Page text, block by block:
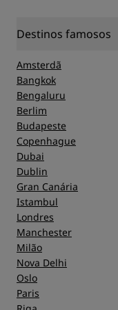
Destinos famosos
Amsterdã
Bangkok
Bengaluru
Berlim
Budapeste
Copenhague
Dubai
Dublin
Gran Canária
Istambul
Londres
Manchester
Milão
Nova Delhi
Oslo
Paris